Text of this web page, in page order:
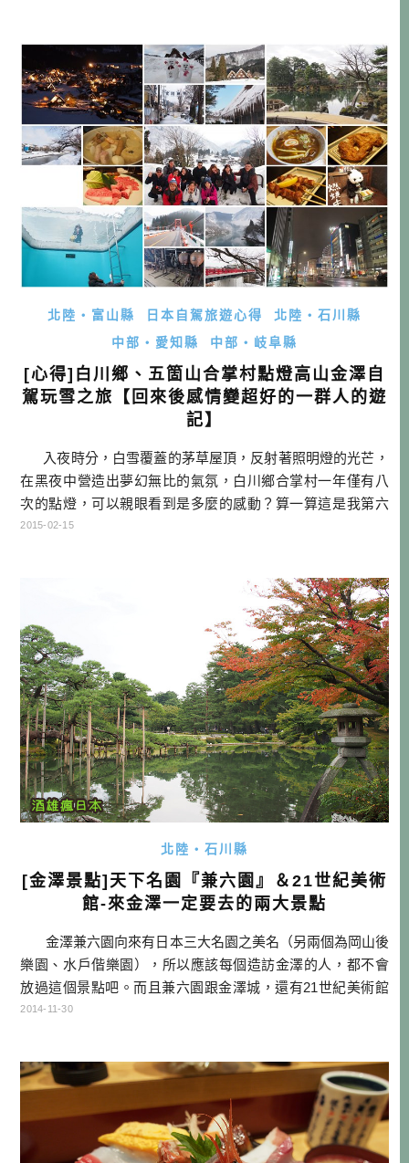
統建築 […]…
北陸・富山縣 日本自駕旅遊心得
北陸・石川縣
中部・愛知縣
中部・岐阜縣
[心得]白川鄉、五箇山合掌村點燈高山金澤自
駕玩雪之旅【回來後感情變超好的一群人的遊
記】
入夜時分，白雪覆蓋的茅草屋頂，反射著照明燈的光芒，
在黑夜中營造出夢幻無比的氣氛，白川鄉合掌村一年僅有八
次的點燈，可以親眼看到是多麼的感動？算一算這是我第六
次造訪白川鄉，也是第三次親眼欣賞到點燈。一如往常的，
的人潮中，也許講中文的還多於日本人。或許我該找尋下一
2015-02-15
北陸・石川縣
[金澤景點]天下名園『兼六園』＆21世紀美術
館-來金澤一定要去的兩大景點
金澤兼六園向來有日本三大名園之美名（另兩個為岡山後
樂園、水戶偕樂園），所以應該每個造訪金澤的人，都不會
放過這個景點吧。而且兼六園跟金澤城，還有21世紀美術館
剛好都在隔壁而已。所以可以花兩三個小時，一口氣把三個
2014-11-30